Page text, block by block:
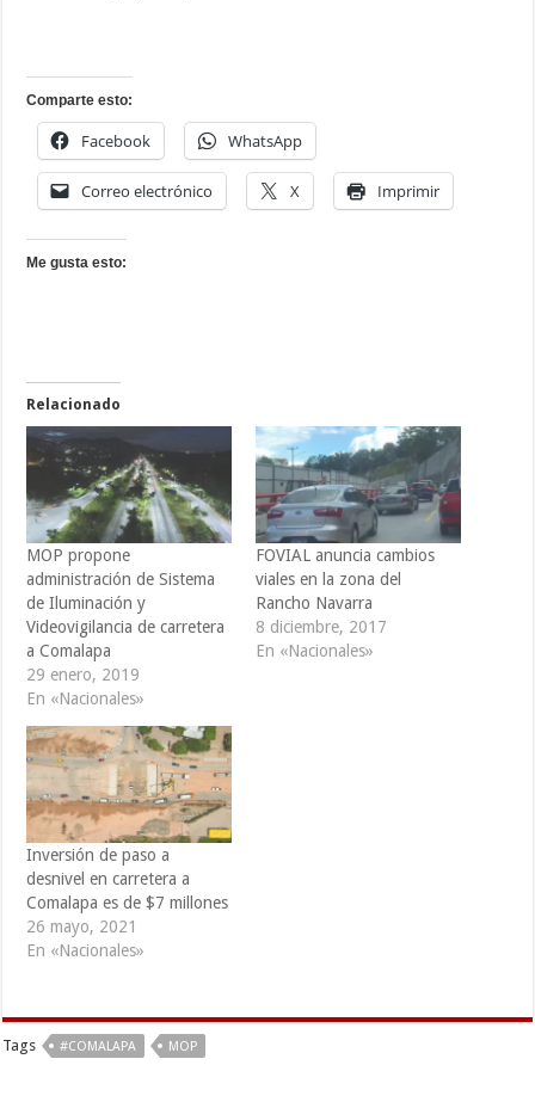
Comparte esto:
Facebook WhatsApp
Correo electrónico X Imprimir
Me gusta esto:
Relacionado
MOP propone
administración de Sistema
de Iluminación y
Videovigilancia de carretera
a Comalapa
29 enero, 2019
En «Nacionales»
FOVIAL anuncia cambios
viales en la zona del
Rancho Navarra
8 diciembre, 2017
En «Nacionales»
Inversión de paso a
desnivel en carretera a
Comalapa es de $7 millones
26 mayo, 2021
En «Nacionales»
Tags #COMALAPA MOP